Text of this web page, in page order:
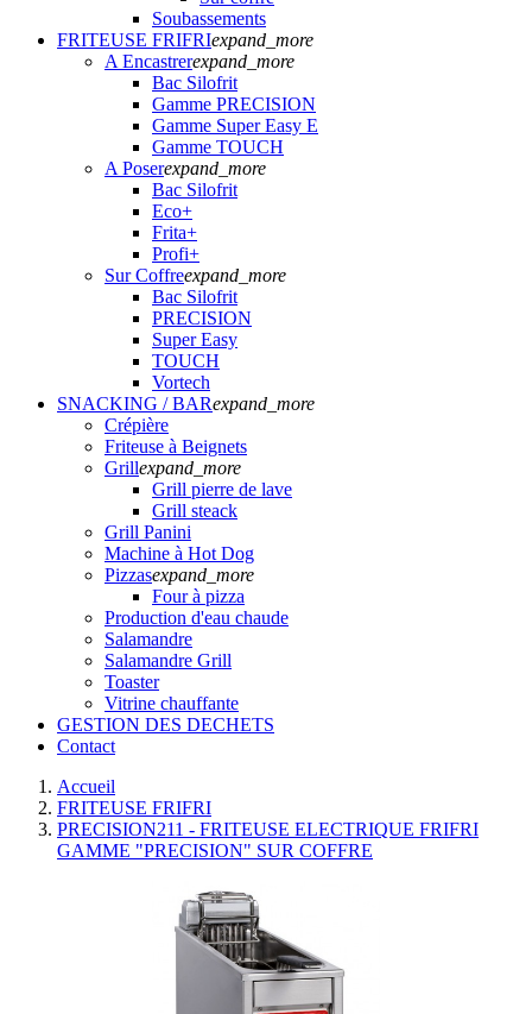
Soubassements
FRITEUSE FRIFRIexpand_more
A Encastrerexpand_more
Bac Silofrit
Gamme PRECISION
Gamme Super Easy E
Gamme TOUCH
A Poserexpand_more
Bac Silofrit
Eco+
Frita+
Profi+
Sur Coffreexpand_more
Bac Silofrit
PRECISION
Super Easy
TOUCH
Vortech
SNACKING / BARexpand_more
Crépière
Friteuse à Beignets
Grillexpand_more
Grill pierre de lave
Grill steack
Grill Panini
Machine à Hot Dog
Pizzasexpand_more
Four à pizza
Production d'eau chaude
Salamandre
Salamandre Grill
Toaster
Vitrine chauffante
GESTION DES DECHETS
Contact
Accueil
FRITEUSE FRIFRI
PRECISION211 - FRITEUSE ELECTRIQUE FRIFRI
GAMME "PRECISION" SUR COFFRE